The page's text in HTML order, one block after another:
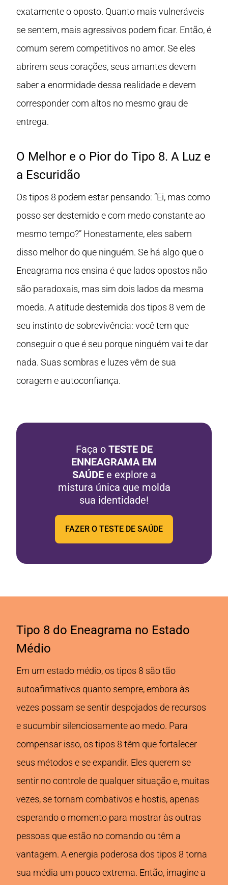
exatamente o oposto. Quanto mais vulneráveis
se sentem, mais agressivos podem ficar. Então, é
comum serem competitivos no amor. Se eles
abrirem seus corações, seus amantes devem
saber a enormidade dessa realidade e devem
corresponder com altos no mesmo grau de
entrega.
O Melhor e o Pior do Tipo 8. A Luz e
a Escuridão
Os tipos 8 podem estar pensando: “Ei, mas como
posso ser destemido e com medo constante ao
mesmo tempo?” Honestamente, eles sabem
disso melhor do que ninguém. Se há algo que o
Eneagrama nos ensina é que lados opostos não
são paradoxais, mas sim dois lados da mesma
moeda. A atitude destemida dos tipos 8 vem de
seu instinto de sobrevivência: você tem que
conseguir o que é seu porque ninguém vai te dar
nada. Suas sombras e luzes vêm de sua
coragem e autoconfiança.
Faça o TESTE DE
ENNEAGRAMA EM
SAÚDEe explore a
mistura única que molda
sua identidade!
FAZER O TESTE DE SAÚDE
Tipo 8 do Eneagrama no Estado
Médio
Em um estado médio, os tipos 8 são tão
autoafirmativos quanto sempre, embora às
vezes possam se sentir despojados de recursos
e sucumbir silenciosamente ao medo. Para
compensar isso, os tipos 8 têm que fortalecer
seus métodos e se expandir. Eles querem se
sentir no controle de qualquer situação e, muitas
vezes, se tornam combativos e hostis, apenas
esperando o momento para mostrar às outras
pessoas que estão no comando ou têm a
vantagem. A energia poderosa dos tipos 8 torna
sua média um pouco extrema. Então, imagine a